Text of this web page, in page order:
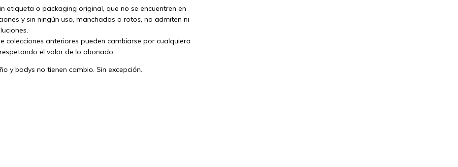
etiqueta o packaging original, que no se encuentren en
y sin ningún uso, manchados o rotos, no admiten ni
colecciones anteriores pueden cambiarse por cualquiera
el valor de lo abonado.
y bodys no tienen cambio. Sin excepción.